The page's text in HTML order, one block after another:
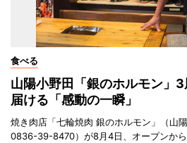
食べる
山陽小野田「銀のホルモン
届ける「感動の一瞬」
焼き肉店「七輪焼肉 銀のホルモン」（山
0836-39-8470）が8月4日、オープンから